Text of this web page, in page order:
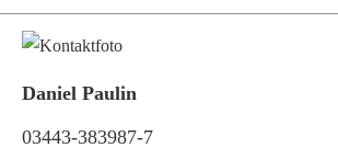
Daniel Paulin
03443-383987-7